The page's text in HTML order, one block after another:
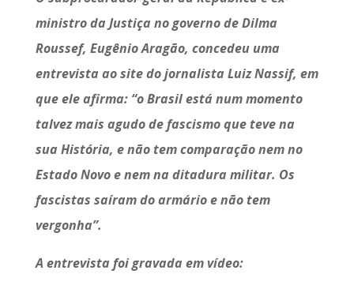
ministro da Justiça no governo de Dilma
Roussef, Eugênio Aragão, concedeu uma
entrevista ao site do jornalista Luiz Nassif, em
que ele afirma: “o Brasil está num momento
talvez mais agudo de fascismo que teve na
sua História, e não tem comparação nem no
Estado Novo e nem na ditadura militar. Os
fascistas saíram do armário e não tem
vergonha”.
A entrevista foi gravada em vídeo: